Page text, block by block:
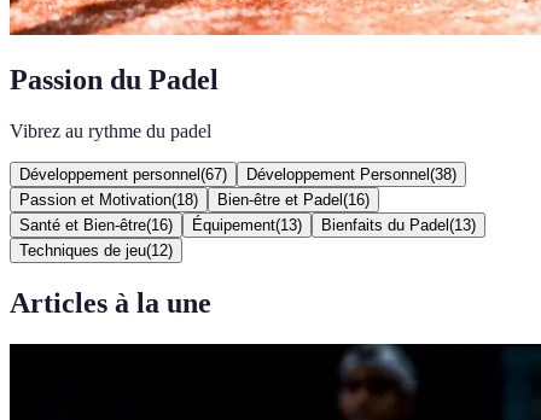
Passion du Padel
Vibrez au rythme du padel
Développement personnel (67) Développement Personnel (38)
Passion et Motivation(18) Bien-être et Padel (16)
Santé et Bien-être(16) Équipement(13) Bienfaits du Padel (13)
Techniques de jeu(12)
Articles à la une